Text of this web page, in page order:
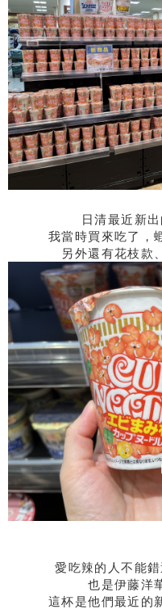
日清最近新
我當時買來吃了，
另外還有花枝款
愛吃辣的人不能
也是伊藤洋
這杯是他們最近的